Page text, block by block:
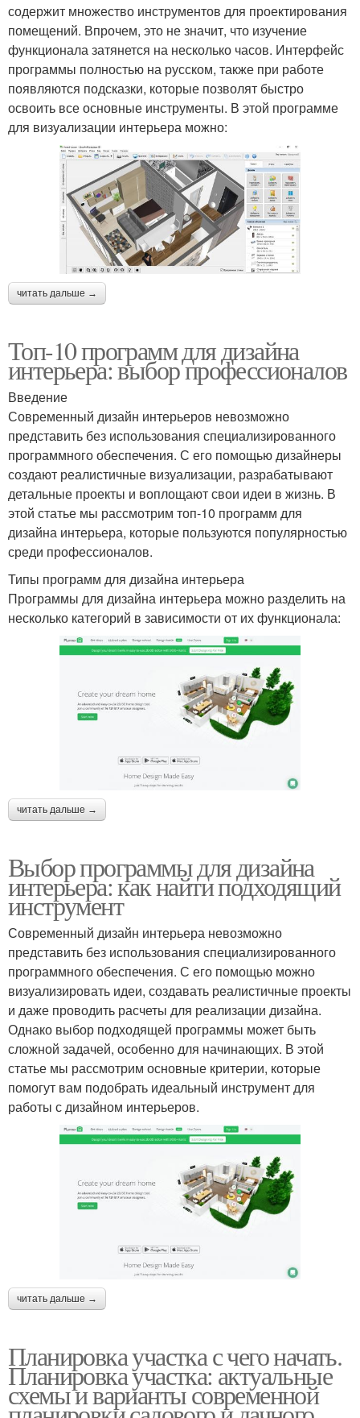
содержит множество инструментов для проектирования
помещений. Впрочем, это не значит, что изучение
функционала затянется на несколько часов. Интерфейс
программы полностью на русском, также при работе
появляются подсказки, которые позволят быстро
освоить все основные инструменты. В этой программе
для визуализации интерьера можно:
читать дальше →
Топ-10 программ для дизайна
интерьера: выбор профессионалов
Введение
Современный дизайн интерьеров невозможно
представить без использования специализированного
программного обеспечения. С его помощью дизайнеры
создают реалистичные визуализации, разрабатывают
детальные проекты и воплощают свои идеи в жизнь. В
этой статье мы рассмотрим топ-10 программ для
дизайна интерьера, которые пользуются популярностью
среди профессионалов.
Типы программ для дизайна интерьера
Программы для дизайна интерьера можно разделить на
несколько категорий в зависимости от их функционала:
читать дальше →
Выбор программы для дизайна
интерьера: как найти подходящий
инструмент
Современный дизайн интерьера невозможно
представить без использования специализированного
программного обеспечения. С его помощью можно
визуализировать идеи, создавать реалистичные проекты
и даже проводить расчеты для реализации дизайна.
Однако выбор подходящей программы может быть
сложной задачей, особенно для начинающих. В этой
статье мы рассмотрим основные критерии, которые
помогут вам подобрать идеальный инструмент для
работы с дизайном интерьеров.
читать дальше →
Планировка участка с чего начать.
Планировка участка: актуальные
схемы и варианты современной